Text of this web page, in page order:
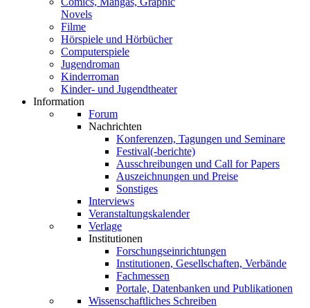
Novels
Filme
Hörspiele und Hörbücher
Computerspiele
Jugendroman
Kinderroman
Kinder- und Jugendtheater
Information
Forum
Nachrichten
Konferenzen, Tagungen und Seminare
Festival(-berichte)
Ausschreibungen und Call for Papers
Auszeichnungen und Preise
Sonstiges
Interviews
Veranstaltungskalender
Verlage
Institutionen
Forschungseinrichtungen
Institutionen, Gesellschaften, Verbände
Fachmessen
Portale, Datenbanken und Publikationen
Wissenschaftliches Schreiben